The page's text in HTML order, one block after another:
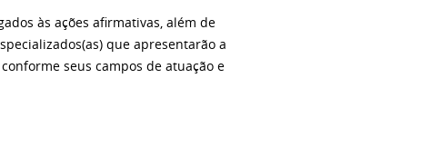
às ações afirmativas, além de
que apresentarão a
seus campos de atuação e